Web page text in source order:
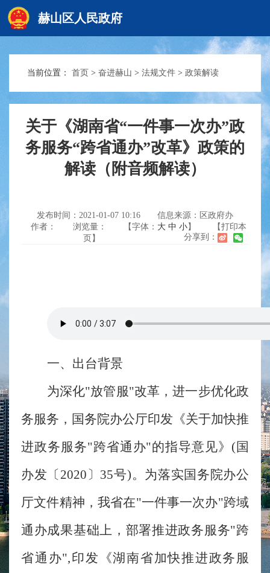
赫山区人民政府
赫山首页
政务要闻
信息公开
互动交流
当前位置： 首页 > 奋进赫山 > 法规文件 > 政策解读
关于《湖南省“一件事一次办”政
务服务“跨省通办”改革》政策的
解读（附音频解读）
发布时间：2021-01-07 10:16
信息来源：区政府办
作者：
浏览量： 【字体： 大 中 小】
【打印本
页】
分享到：
一、出台背景
为深化"放管服"改革，进一步优化政
务服务，国务院办公厅印发《关于加快推
进政务服务"跨省通办"的指导意见》(国
办发〔2020〕35号)。为落实国务院办公
厅文件精神，我省在"一件事一次办"跨域
通办成果基础上，部署推进政务服务"跨
省通办",印发《湖南省加快推进政务服